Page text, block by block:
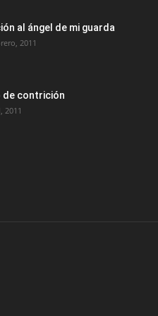
al ángel de mi guarda
2011
de contrición
2011